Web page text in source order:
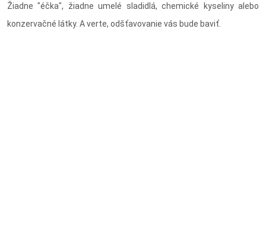
Žiadne "éčka", žiadne umelé sladidlá, chemické kyseliny alebo
konzervačné látky. A verte, odšťavovanie vás bude baviť.